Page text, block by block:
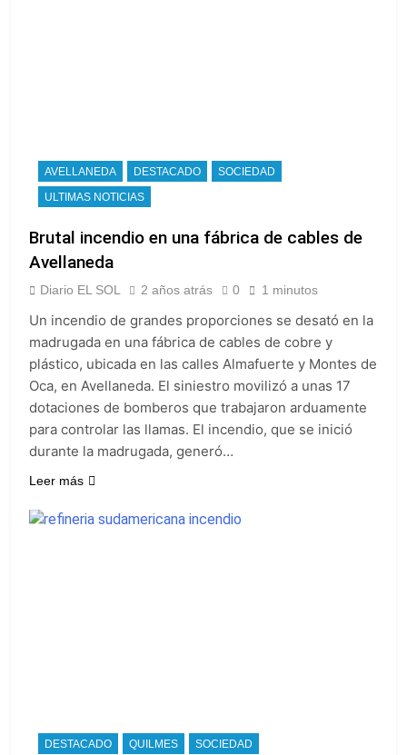
AVELLANEDA DESTACADO
SOCIEDAD
ULTIMAS NOTICIAS
Brutal incendio en una fábrica de cables de
Avellaneda
Diario EL SOL 2 años atrás 0 1 minutos
Un incendio de grandes proporciones se desató en la
madrugada en una fábrica de cables de cobre y
plástico, ubicada en las calles Almafuerte y Montes de
Oca, en Avellaneda. El siniestro movilizó a unas 17
dotaciones de bomberos que trabajaron arduamente
para controlar las llamas. El incendio, que se inició
durante la madrugada, generó…
Leer más
DESTACADO QUILMES
SOCIEDAD